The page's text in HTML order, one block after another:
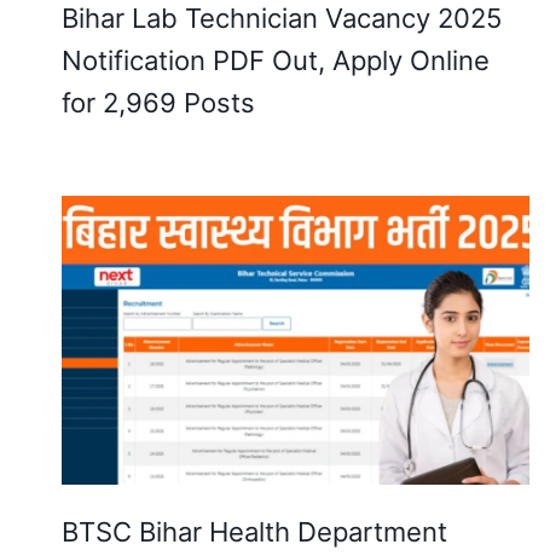
Bihar Lab Technician Vacancy 2025
Notification PDF Out, Apply Online
for 2,969 Posts
BTSC Bihar Health Department